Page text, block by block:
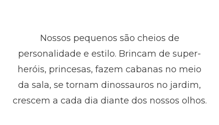
Nossos pequenos são cheios de
personalidade e estilo. Brincam de super-
heróis, princesas, fazem cabanas no meio
da sala, se tornam dinossauros no jardim,
crescem a cada dia diante dos nossos olhos.